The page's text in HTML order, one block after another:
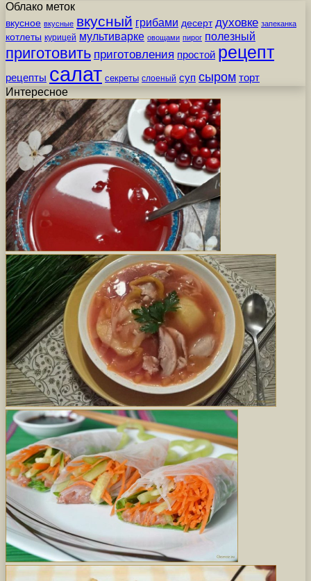
Облако меток
вкусное вкусные вкусный грибами десерт духовке запеканка
котлеты курицей мультиварке овощами пирог полезный
приготовить приготовления простой рецепт
рецепты салат секреты слоеный суп сыром торт
Интересное